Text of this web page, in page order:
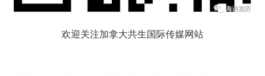
欢迎关注加拿大共生国际传媒网站